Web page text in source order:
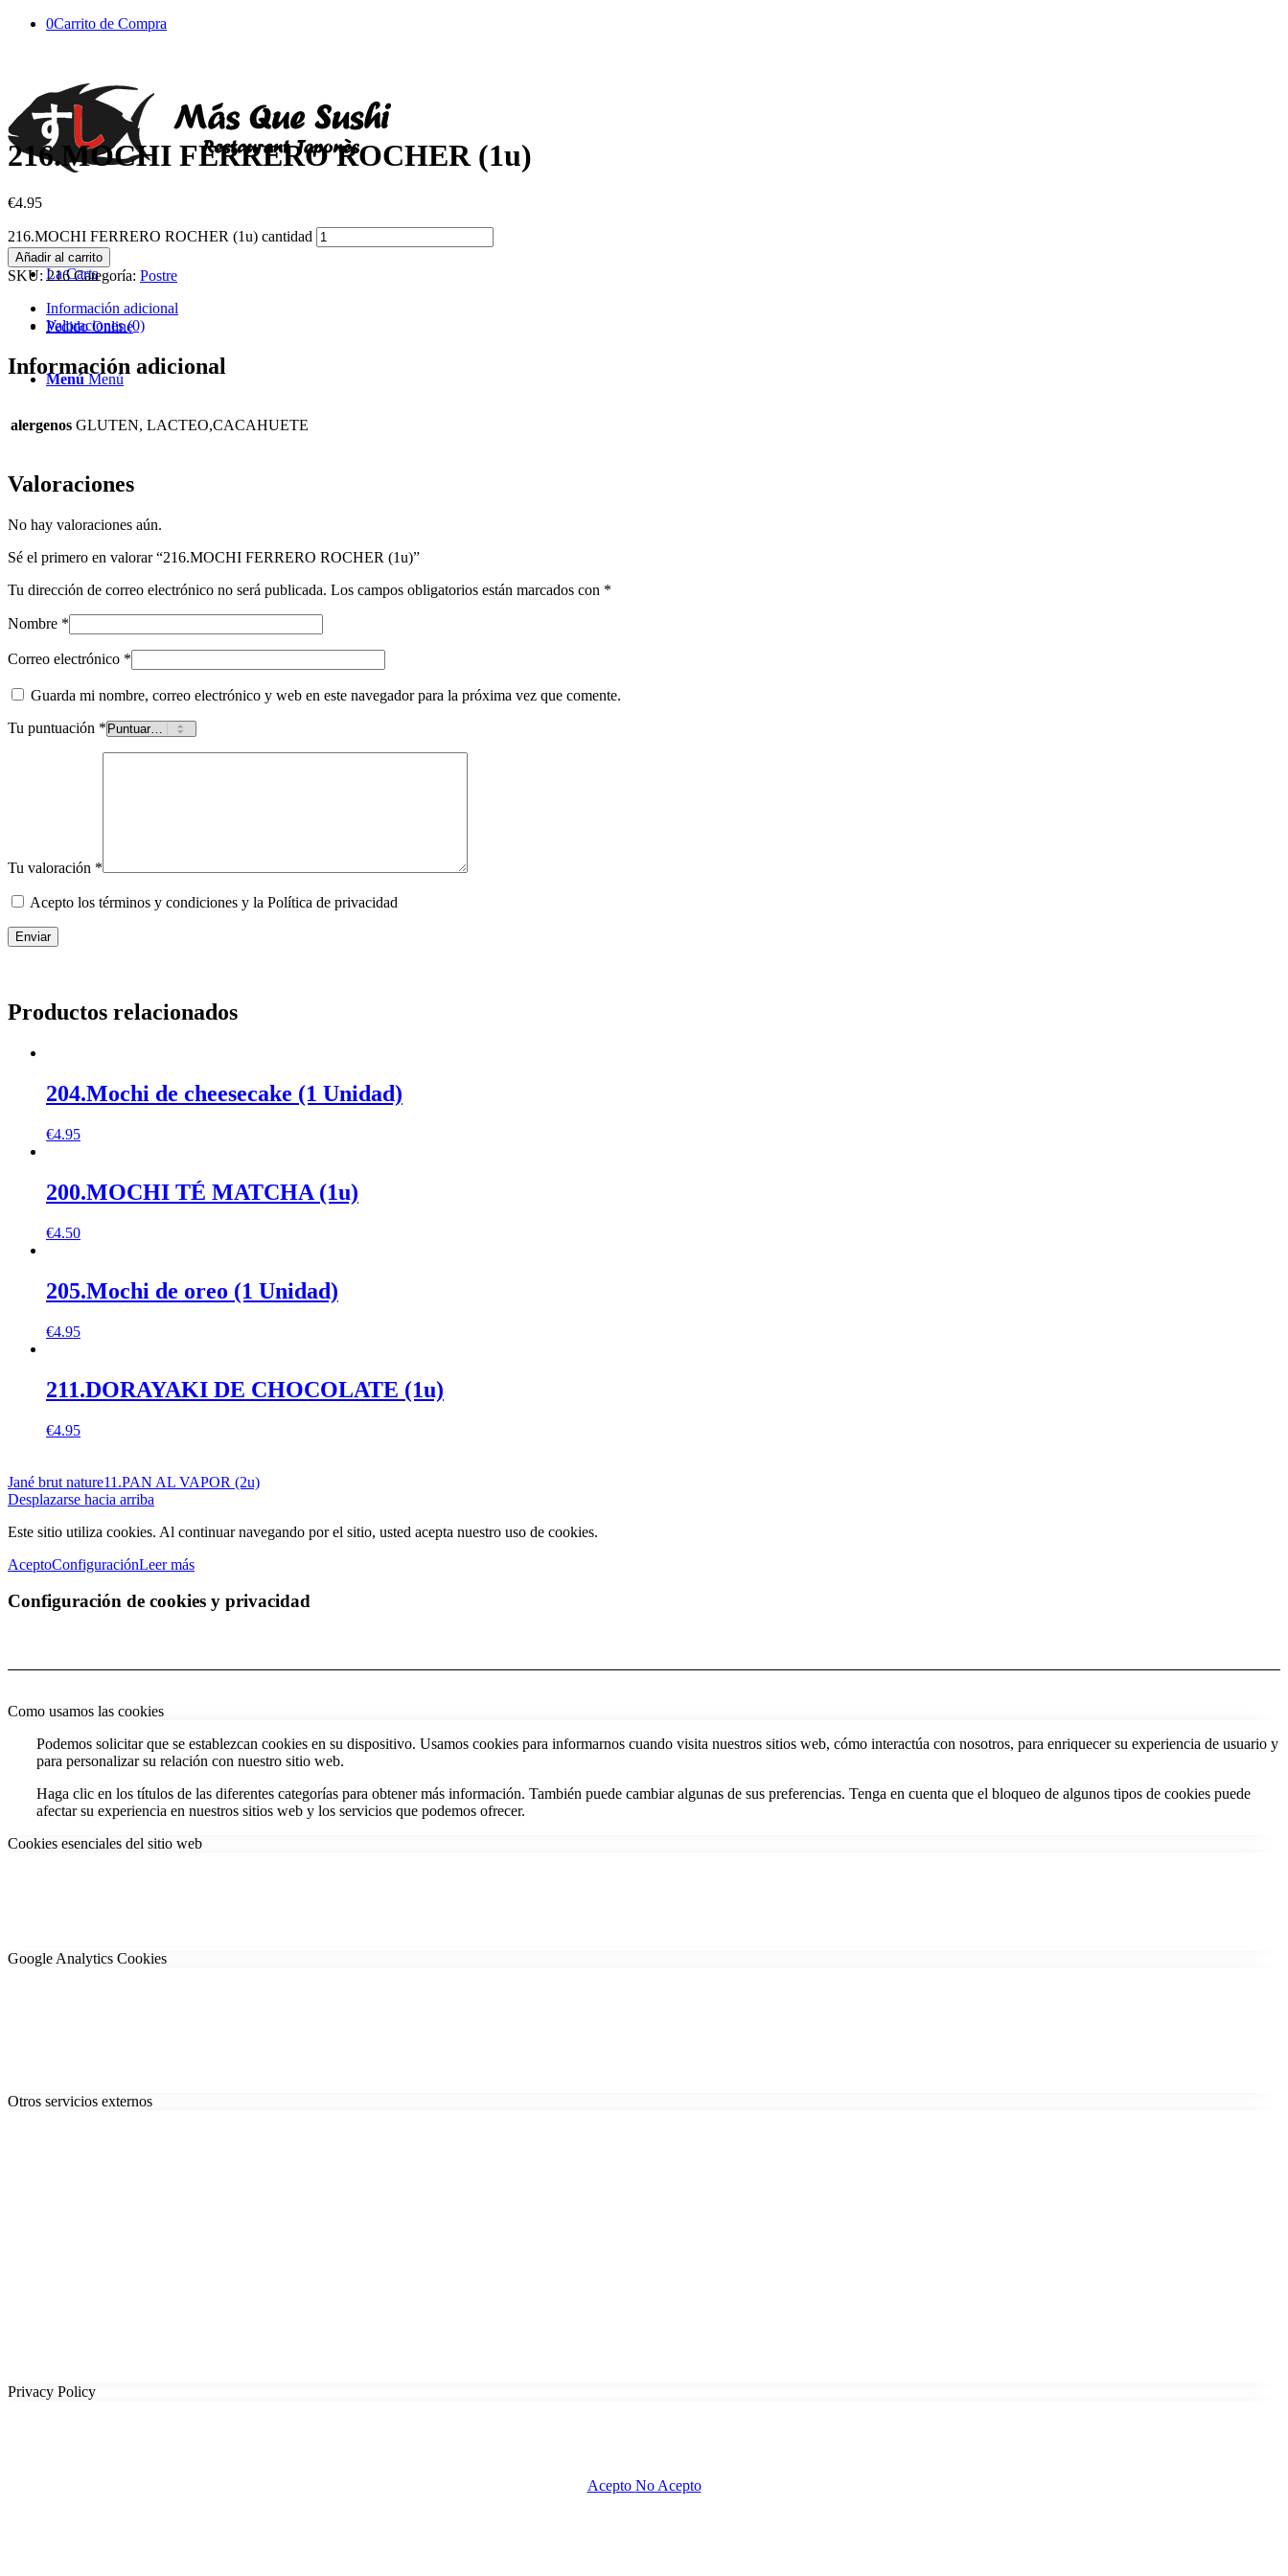
0Carrito de Compra
La Carta
Pedido Online
Menú Menú
216.MOCHI FERRERO ROCHER (1u)
€4.95
216.MOCHI FERRERO ROCHER (1u) cantidad
Añadir al carrito
SKU:216 Categoría: Postre
Información adicional
Valoraciones (0)
Información adicional
alergenos GLUTEN, LACTEO,CACAHUETE
Valoraciones
No hay valoraciones aún.
Sé el primero en valorar “216.MOCHI FERRERO ROCHER (1u)”
Tu dirección de correo electrónico no será publicada. Los campos obligatorios están marcados con *
Nombre *
Correo electrónico *
Guarda mi nombre, correo electrónico y web en este navegador para la próxima vez que comente.
Tu puntuación *
Tu valoración *
Acepto los términos y condiciones y la Política de privacidad
Productos relacionados
204.Mochi de cheesecake (1 Unidad)
€4.95
200.MOCHI TÉ MATCHA (1u)
€4.50
205.Mochi de oreo (1 Unidad)
€4.95
211.DORAYAKI DE CHOCOLATE (1u)
€4.95
Jané brut nature11.PAN AL VAPOR (2u)
Desplazarse hacia arriba
Este sitio utiliza cookies. Al continuar navegando por el sitio, usted acepta nuestro uso de cookies.
AceptoConfiguraciónLeer más
Configuración de cookies y privacidad
Como usamos las cookies
Podemos solicitar que se establezcan cookies en su dispositivo. Usamos cookies para informarnos cuando visita nuestros sitios web, cómo interactúa con nosotros, para enriquecer su experiencia de usuario y
para personalizar su relación con nuestro sitio web.
Haga clic en los títulos de las diferentes categorías para obtener más información. También puede cambiar algunas de sus preferencias. Tenga en cuenta que el bloqueo de algunos tipos de cookies puede
afectar su experiencia en nuestros sitios web y los servicios que podemos ofrecer.
Cookies esenciales del sitio web
Google Analytics Cookies
Otros servicios externos
Privacy Policy
Acepto No Acepto